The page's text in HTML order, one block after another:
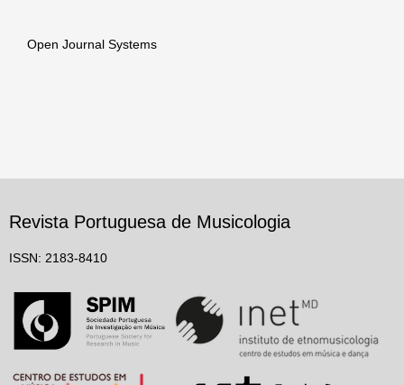
Open Journal Systems
Revista Portuguesa de Musicologia
ISSN: 2183-8410